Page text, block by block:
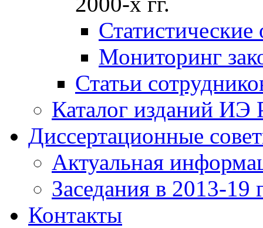
Мониторинг
Статьи
Каталог изданий ИЭ
Диссертационные
Актуальная
Заседания в 2013-19
Контакты